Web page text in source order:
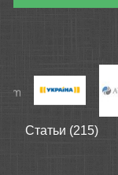
Статьи (215)